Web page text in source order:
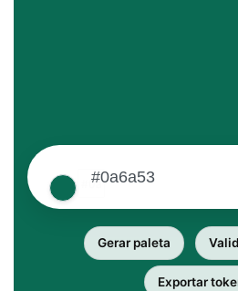
Gerar paleta
Exportar